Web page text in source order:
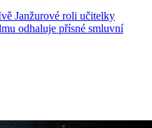
Janžurové roli učitelky
odhaluje přísné smluvní